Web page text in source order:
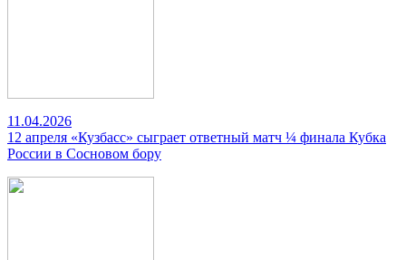
11.04.2026
12 апреля «Кузбасс» сыграет ответный матч ¼ финала Кубка
России в Сосновом бору